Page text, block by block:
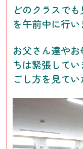
どのクラスで
を午前中に行い
お父さん達や
ちは緊張して
ごし方を見てい